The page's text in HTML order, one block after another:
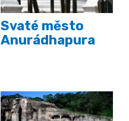
Svaté město
Anurádhapura